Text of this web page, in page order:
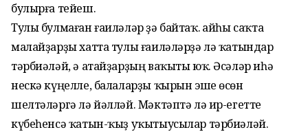
булырға тейеш.
Тулы булмаған ғаиләләр ҙә байтаҡ. Ҡайһы саҡта
малайҙарҙы хатта тулы ғаиләләрҙә лә ҡатындар
тәрбиәләй, ә атайҙарҙың ваҡыты юҡ. Әсәләр иһә
нескә күңелле, балаларҙы ҡырын эше өсөн
шелтәләргә лә йәлләй. Мәктәптә лә ир-егетте
күбеһенсә ҡатын-ҡыҙ уҡытыусылар тәрбиәләй.